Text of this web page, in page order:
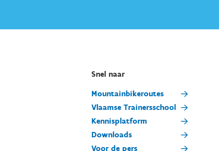
Snel naar
Mountainbikeroutes
Vlaamse Trainersschool
Kennisplatform
Downloads
Voor de pers